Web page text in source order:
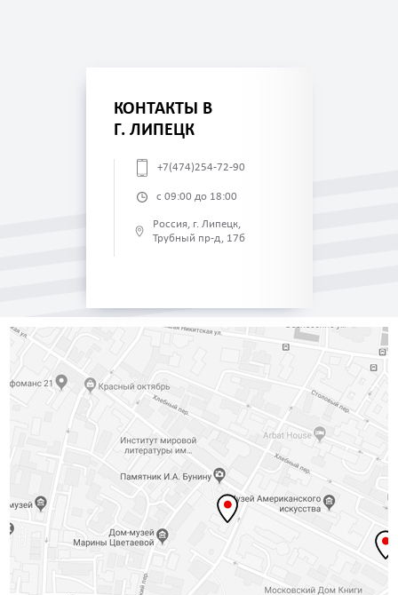
КОНТАКТЫ В
Г. ЛИПЕЦК
+7(474)254-72-90
с 09:00 до 18:00
Россия, г. Липецк,
Трубный пр-д, 17б